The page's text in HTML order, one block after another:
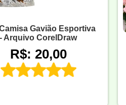
Gavião Esportiva
- Arquivo CorelDraw
R$: 20,00